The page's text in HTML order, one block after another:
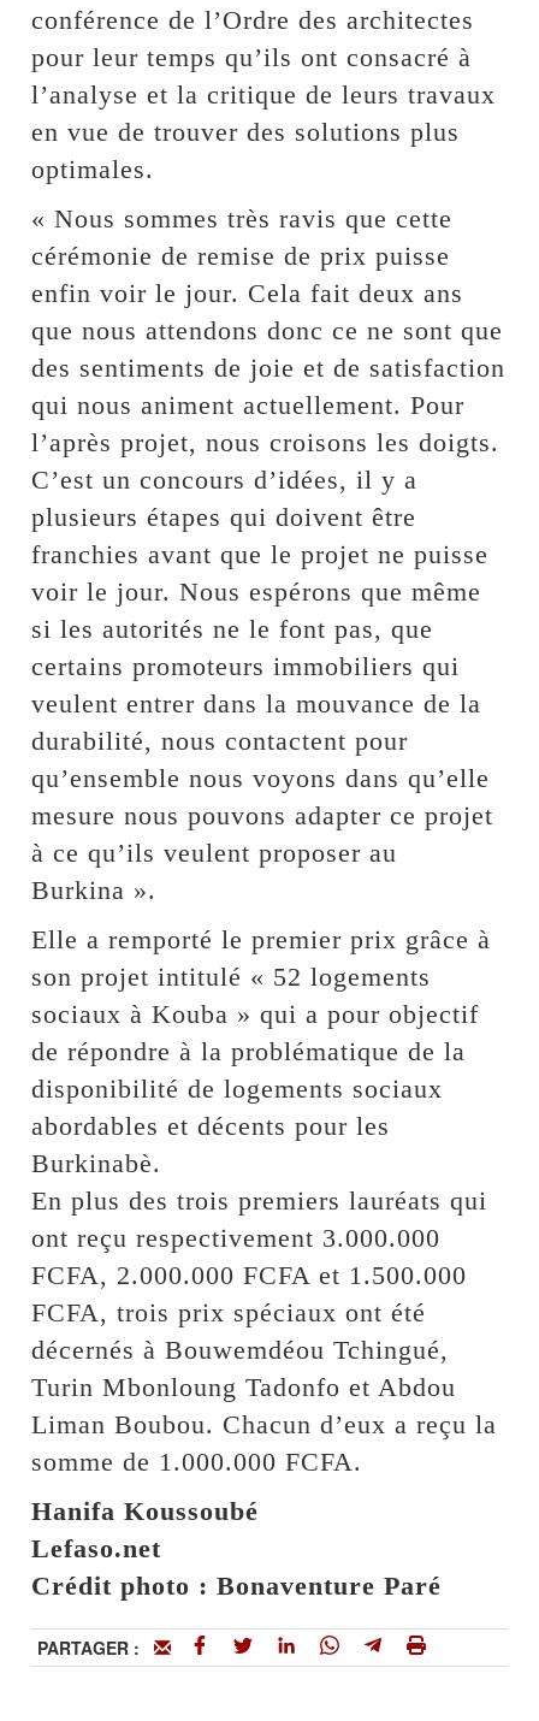
conférence de l’Ordre des architectes
pour leur temps qu’ils ont consacré à
l’analyse et la critique de leurs travaux
en vue de trouver des solutions plus
optimales.
« Nous sommes très ravis que cette
cérémonie de remise de prix puisse
enfin voir le jour. Cela fait deux ans
que nous attendons donc ce ne sont que
des sentiments de joie et de satisfaction
qui nous animent actuellement. Pour
l’après projet, nous croisons les doigts.
C’est un concours d’idées, il y a
plusieurs étapes qui doivent être
franchies avant que le projet ne puisse
voir le jour. Nous espérons que même
si les autorités ne le font pas, que
certains promoteurs immobiliers qui
veulent entrer dans la mouvance de la
durabilité, nous contactent pour
qu’ensemble nous voyons dans qu’elle
mesure nous pouvons adapter ce projet
à ce qu’ils veulent proposer au
Burkina ».
Elle a remporté le premier prix grâce à
son projet intitulé « 52 logements
sociaux à Kouba » qui a pour objectif
de répondre à la problématique de la
disponibilité de logements sociaux
abordables et décents pour les
Burkinabè.
En plus des trois premiers lauréats qui
ont reçu respectivement 3.000.000
FCFA, 2.000.000 FCFA et 1.500.000
FCFA, trois prix spéciaux ont été
décernés à Bouwemdéou Tchingué,
Turin Mbonloung Tadonfo et Abdou
Liman Boubou. Chacun d’eux a reçu la
somme de 1.000.000 FCFA.
Hanifa Koussoubé
Lefaso.net
Crédit photo : Bonaventure Paré
PARTAGER :